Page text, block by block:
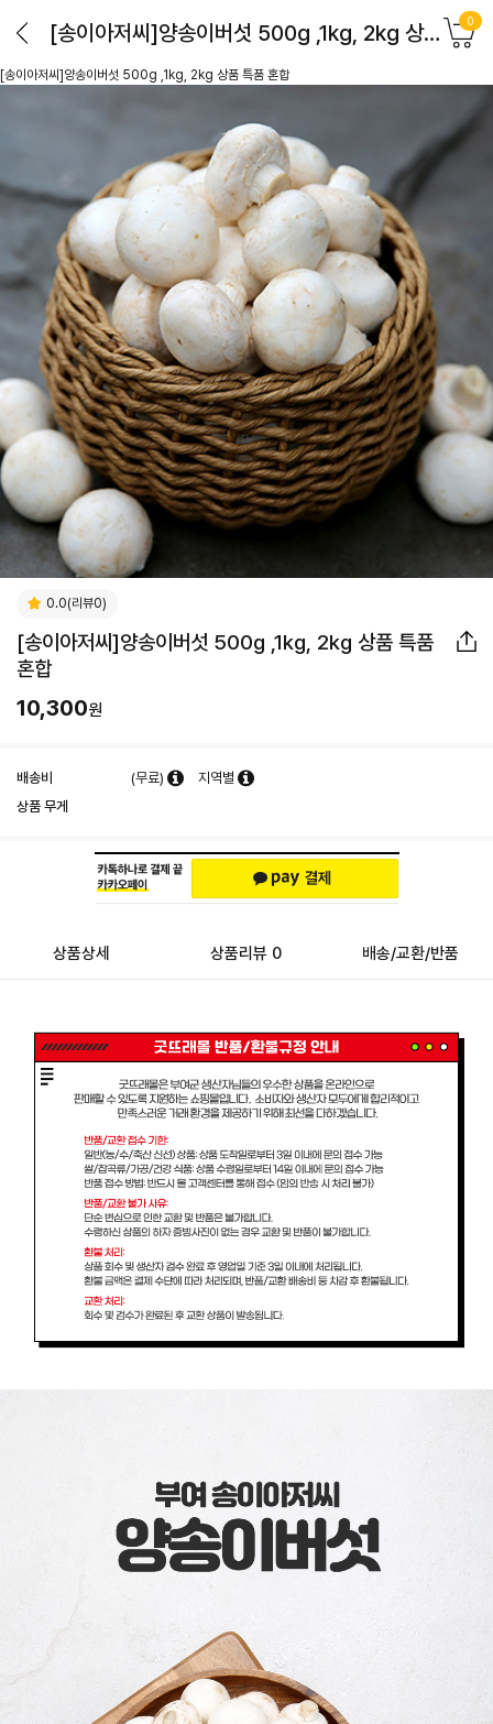
[송이아저씨]양송이버섯 500g ,1kg, 2kg 상품 특품 혼합 0
[송이아저씨]양송이버섯 500g ,1kg, 2kg 상품 특품 혼합
0.0(리뷰0)
[송이아저씨]양송이버섯 500g ,1kg, 2kg 상품 특품
혼합
10,300원
배송비 (무료)
지역별
상품 무게
상품상세 상품리뷰 0 배송/교환/반품